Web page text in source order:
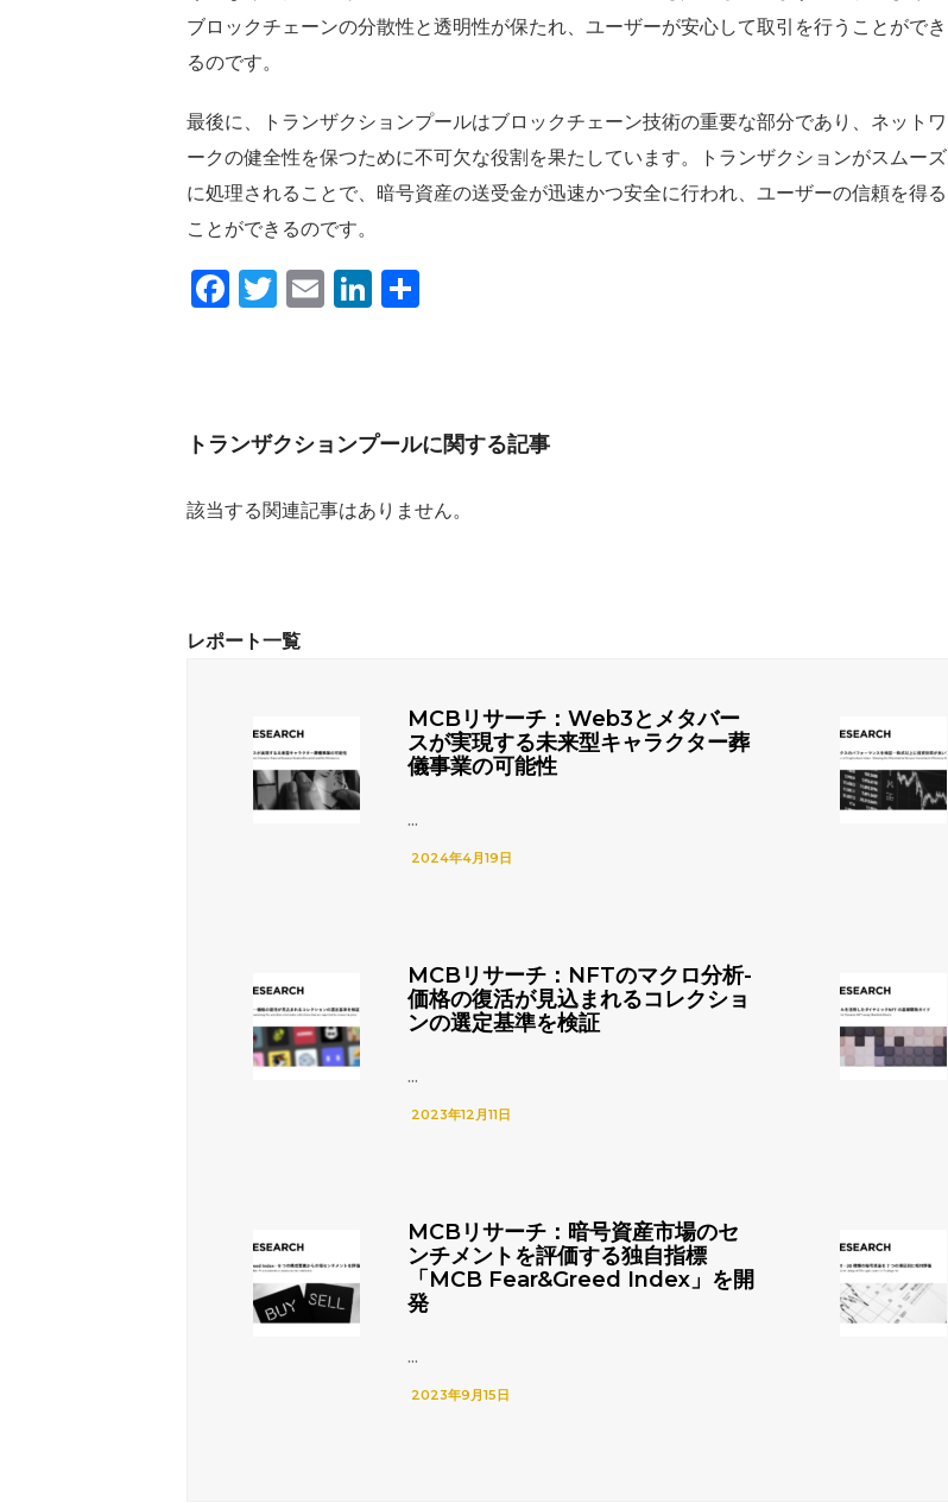
ブロックチェーンの分散性と透明性が保たれ、ユーザーが安心して取引を行うことができ
るのです。
最後に、トランザクションプールはブロックチェーン技術の重要な部分であり、ネットワ
ークの健全性を保つために不可欠な役割を果たしています。トランザクションがスムーズ
に処理されることで、暗号資産の送受金が迅速かつ安全に行われ、ユーザーの信頼を得る
ことができるのです。
Facebook
Twitter
EmailLinkedIn
トランザクションプールに関する記事
該当する関連記事はありません。
MCBリサーチ：Web3とメタバー
スが実現する未来型キャラクター葬
儀事業の可能性
...
2024年4月19日
MCBリサーチ：NFTのマクロ分析-
価格の復活が見込まれるコレクショ
ンの選定基準を検証
...
2023年12月11日
MCBリサーチ：暗号資産市場のセ
ンチメントを評価する独自指標
「MCB Fear&Greed Index」を開
発
...
2023年9月15日